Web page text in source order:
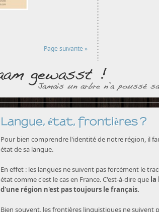
Page suivante »
Langue, état, frontières ?
Pour bien comprendre l'identité de notre région, il
état de sa langue.
En effet : les langues ne suivent pas forcément le
état comme c'est le cas en France. C'est-à-dire que la
d'une région n'est pas toujours le français.
Bien souvent, les frontières linguistiques ne suivent